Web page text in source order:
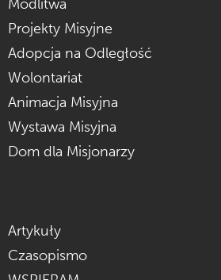
Modlitwa
Projekty Misyjne
Adopcja na Odległość
Wolontariat
Animacja Misyjna
Wystawa Misyjna
Dom dla Misjonarzy
Artykuły
Czasopismo